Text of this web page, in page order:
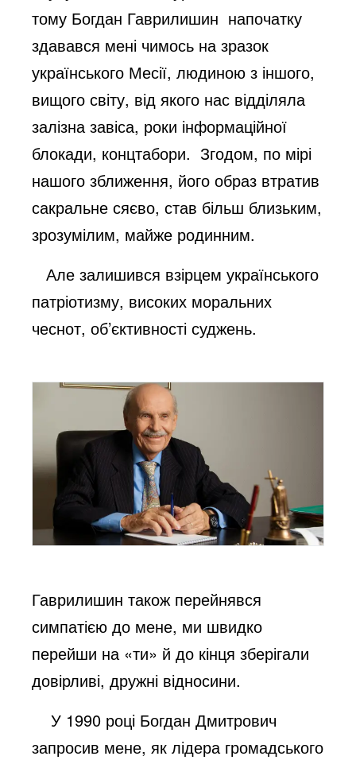
тому Богдан Гаврилишин напочатку
здавався мені чимось на зразок
українського Месії, людиною з іншого,
вищого світу, від якого нас відділяла
залізна завіса, роки інформаційної
блокади, концтабори. Згодом, по мірі
нашого зближення, його образ втратив
сакральне сяєво, став більш близьким,
зрозумілим, майже родинним.
Але залишився взірцем українського
патріотизму, високих моральних
чеснот, об’єктивності суджень.
Гаврилишин також перейнявся
симпатією до мене, ми швидко
перейши на «ти» й до кінця зберігали
довірливі, дружні відносини.
У 1990 році Богдан Дмитрович
запросив мене, як лідера громадського